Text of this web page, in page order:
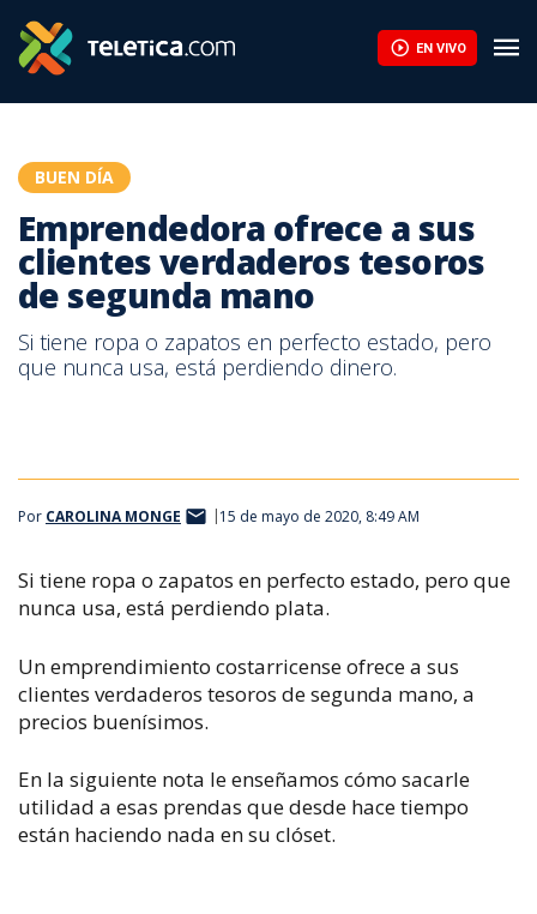
EN VIVO
BUEN DÍA
Emprendedora ofrece a sus
clientes verdaderos tesoros
de segunda mano
Si tiene ropa o zapatos en perfecto estado, pero
que nunca usa, está perdiendo dinero.
Por CAROLINA MONGE 15 de mayo de 2020, 8:49 AM
Si tiene ropa o zapatos en perfecto estado, pero que
nunca usa, está perdiendo plata.​
Un emprendimiento costarricense ofrece a sus
clientes verdaderos tesoros de segunda mano, a
precios buenísimos.
En la siguiente nota le enseñamos cómo sacarle
utilidad a esas prendas que desde hace tiempo
están haciendo nada en su clóset.